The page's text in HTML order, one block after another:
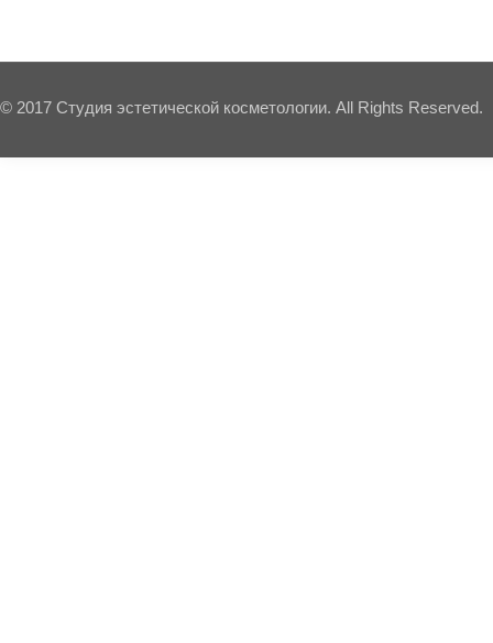
© 2017 Студия эстетической косметологии. All Rights Reserved.